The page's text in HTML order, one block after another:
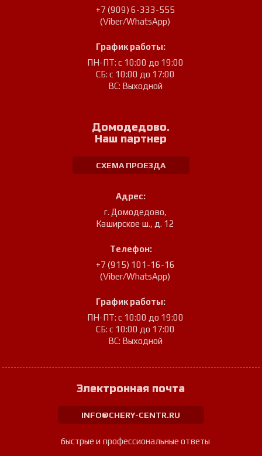
+7 (909) 6-333-555
(Viber/WhatsApp)
График работы:
ПН-ПТ: с 10:00 до 19:00
СБ: с 10:00 до 17:00
ВС: Выходной
Домодедово.
Наш партнер
СХЕМА ПРОЕЗДА
Адрес:
г. Домодедово,
Каширское ш., д. 12
Телефон:
+7 (915) 101-16-16
(Viber/WhatsApp)
График работы:
ПН-ПТ: с 10:00 до 19:00
СБ: с 10:00 до 17:00
ВС: Выходной
Электронная почта
INFO@CHERY-CENTR.RU
быстрые и профессиональные ответы